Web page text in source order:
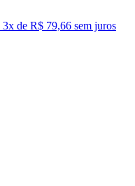
3x de R$ 79,66 sem juros